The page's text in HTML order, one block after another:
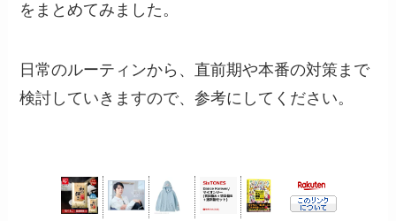
をまとめてみました。
日常のルーティンから、直前期や本番の対策まで
検討していきますので、参考にしてください。